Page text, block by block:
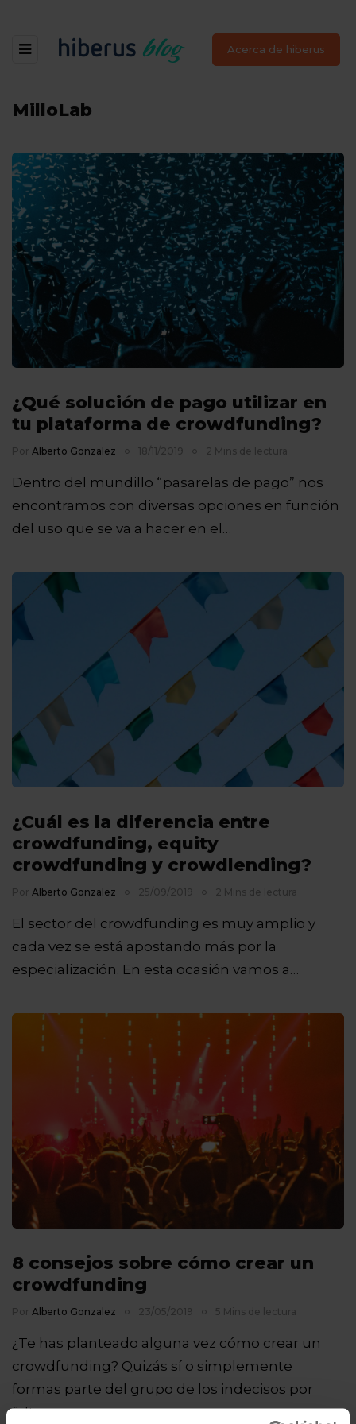
Acerca de hiberus
MilloLab
¿Qué solución de pago utilizar en
tu plataforma de crowdfunding?
Por Alberto Gonzalez 18/11/2019 2 Mins de lectura
Dentro del mundillo “pasarelas de pago” nos
encontramos con diversas opciones en función
del uso que se va a hacer en el…
¿Cuál es la diferencia entre
crowdfunding, equity
crowdfunding y crowdlending?
Por Alberto Gonzalez 25/09/2019 2 Mins de lectura
El sector del crowdfunding es muy amplio y
cada vez se está apostando más por la
especialización. En esta ocasión vamos a…
8 consejos sobre cómo crear un
crowdfunding
Por Alberto Gonzalez 23/05/2019 5 Mins de lectura
¿Te has planteado alguna vez cómo crear un
crowdfunding? Quizás sí o simplemente
formas parte del grupo de los indecisos por
falta…